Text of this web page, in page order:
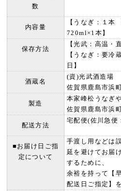
数
内容量
【うなぎ：１
720ml×1本】
保存方法
【光武：高温・
【うなぎ：要冷
日】
酒蔵名
(資)光武酒造場
佐賀県鹿島市浜
製造
本家峰松うなぎ
佐賀県鹿島市浜
配送方法
宅配便(佐川急便
■お届け日ご指
定について
手渡し用などは
延を避けてお届
するために、
余裕を持って【
配送日ご指定】